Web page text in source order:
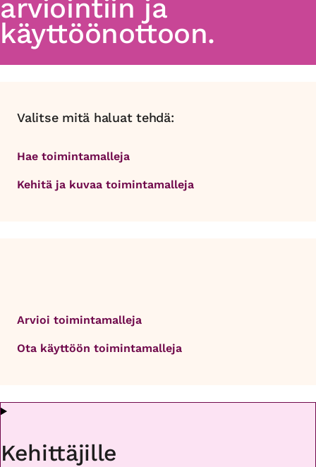
arviointiin ja
käyttöönottoon.
Valitse mitä haluat tehdä:
Hae toimintamalleja
Kehitä ja kuvaa toimintamalleja
Arvioi toimintamalleja
Ota käyttöön toimintamalleja
Kehittäjille